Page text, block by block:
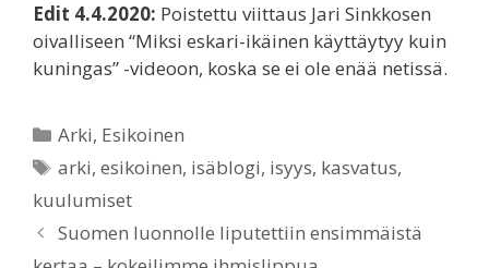
Edit 4.4.2020: Poistettu viittaus Jari Sinkkosen
oivalliseen “Miksi eskari-ikäinen käyttäytyy kuin
kuningas” -videoon, koska se ei ole enää netissä.
Categories
Arki, Esikoinen
Tags
arki,esikoinen, isäblogi, isyys, kasvatus,
kuulumiset
Suomen luonnolle liputettiin ensimmäistä